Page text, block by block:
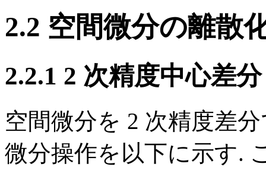
2.2 空間微分の離散
2.2.1 2 次精度中心差分
空間微分を 2 次精度差
微分操作を以下に示す.